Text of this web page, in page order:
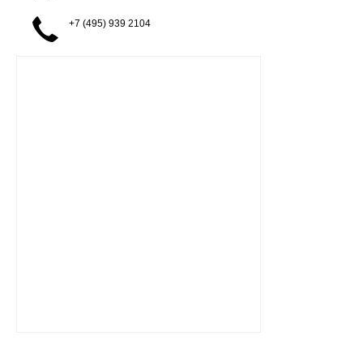
+7 (495) 939 2104